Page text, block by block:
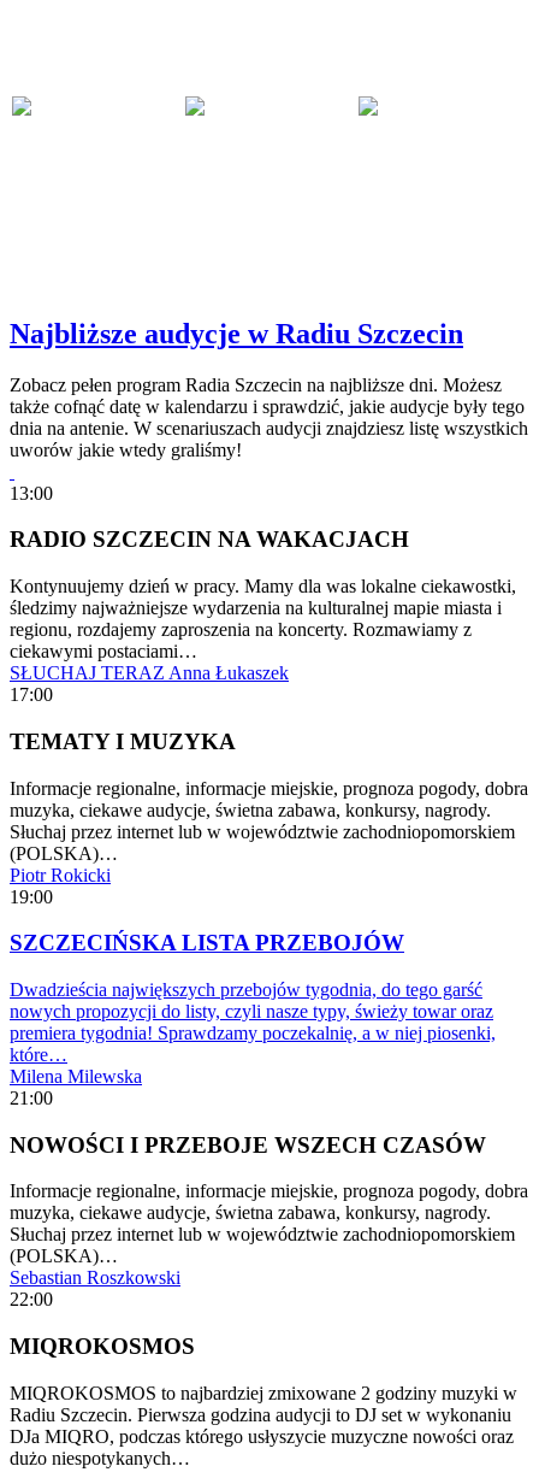
Najbliższe audycje w Radiu Szczecin
Zobacz pełen program Radia Szczecin na najbliższe dni. Możesz
także cofnąć datę w kalendarzu i sprawdzić, jakie audycje były tego
dnia na antenie. W scenariuszach audycji znajdziesz listę wszystkich
uworów jakie wtedy graliśmy!
13:00
RADIO SZCZECIN NA WAKACJACH
Kontynuujemy dzień w pracy. Mamy dla was lokalne ciekawostki,
śledzimy najważniejsze wydarzenia na kulturalnej mapie miasta i
regionu, rozdajemy zaproszenia na koncerty. Rozmawiamy z
ciekawymi postaciami…
SŁUCHAJ TERAZ Anna Łukaszek
17:00
TEMATY I MUZYKA
Informacje regionalne, informacje miejskie, prognoza pogody, dobra
muzyka, ciekawe audycje, świetna zabawa, konkursy, nagrody.
Słuchaj przez internet lub w województwie zachodniopomorskiem
(POLSKA)…
Piotr Rokicki
19:00
SZCZECIŃSKA LISTA PRZEBOJÓW
Dwadzieścia największych przebojów tygodnia, do tego garść
nowych propozycji do listy, czyli nasze typy, świeży towar oraz
premiera tygodnia! Sprawdzamy poczekalnię, a w niej piosenki,
które…
Milena Milewska
21:00
NOWOŚCI I PRZEBOJE WSZECH CZASÓW
Informacje regionalne, informacje miejskie, prognoza pogody, dobra
muzyka, ciekawe audycje, świetna zabawa, konkursy, nagrody.
Słuchaj przez internet lub w województwie zachodniopomorskiem
(POLSKA)…
Sebastian Roszkowski
22:00
MIQROKOSMOS
MIQROKOSMOS to najbardziej zmixowane 2 godziny muzyki w
Radiu Szczecin. Pierwsza godzina audycji to DJ set w wykonaniu
DJa MIQRO, podczas którego usłyszycie muzyczne nowości oraz
dużo niespotykanych…